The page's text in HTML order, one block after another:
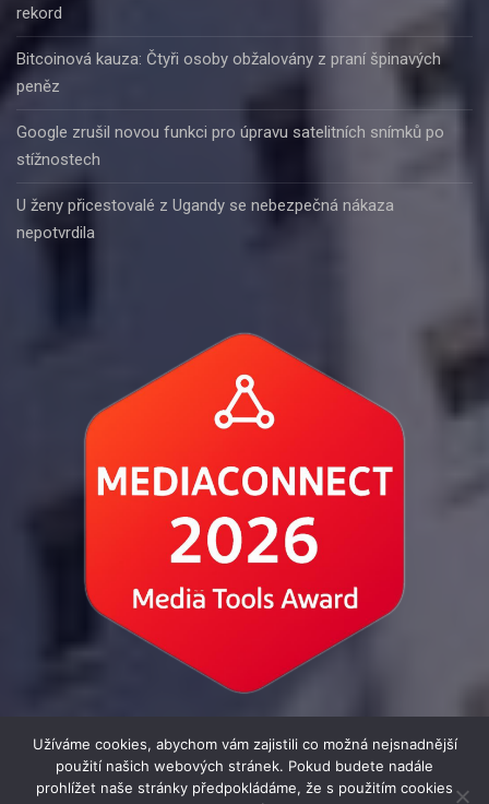
rekord
Bitcoinová kauza: Čtyři osoby obžalovány z praní špinavých
peněz
Google zrušil novou funkci pro úpravu satelitních snímků po
stížnostech
U ženy přicestovalé z Ugandy se nebezpečná nákaza
nepotvrdila
Užíváme cookies, abychom vám zajistili co možná nejsnadnější
použití našich webových stránek. Pokud budete nadále
prohlížet naše stránky předpokládáme, že s použitím cookies